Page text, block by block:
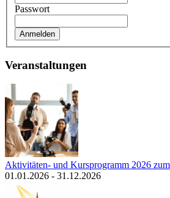
Passwort
Veranstaltungen
Aktivitäten- und Kursprogramm 2026
01.01.2026 - 31.12.2026